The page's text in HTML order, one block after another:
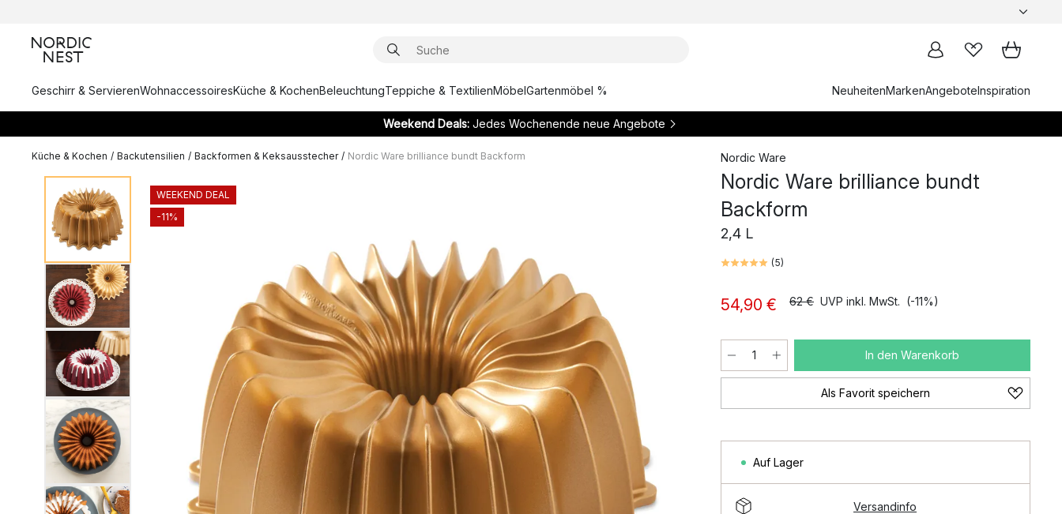
Geschirr & ServierenWohnaccessoiresKüche & KochenBeleuchtungTeppiche & TextilienMöbelGartenmöbel % NeuheitenMarkenAngeboteInspiration
Weekend Deals:Jedes Wochenende neue Angebote
Küche & Kochen / Backutensilien / Backformen & Keksausstecher / Nordic Ware brilliance bundt Backform
WEEKEND DEAL
-11%
Nordic Ware
Nordic Ware brilliance bundt
Backform
2,4 L
(5)
54,90 € 62 € UVP inkl. MwSt. (-11%)
In den Warenkorb
Als Favorit speichern
Auf Lager
Versandinfo